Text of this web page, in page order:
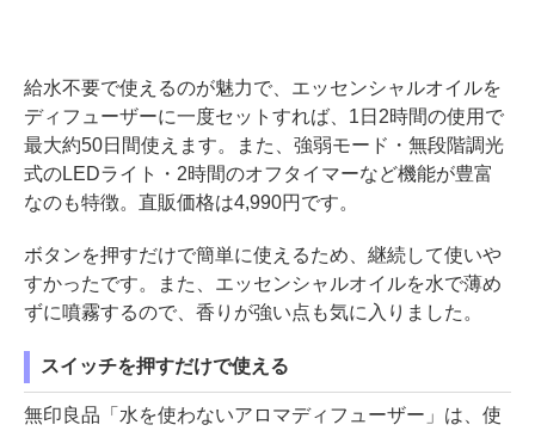
給水不要で使えるのが魅力で、エッセンシャルオイルを
ディフューザーに一度セットすれば、1日2時間の使用で
最大約50日間使えます。また、強弱モード・無段階調光
式のLEDライト・2時間のオフタイマーなど機能が豊富
なのも特徴。直販価格は4,990円です。
ボタンを押すだけで簡単に使えるため、継続して使いや
すかったです。また、エッセンシャルオイルを水で薄め
ずに噴霧するので、香りが強い点も気に入りました。
スイッチを押すだけで使える
無印良品「水を使わないアロマディフューザー」は、使